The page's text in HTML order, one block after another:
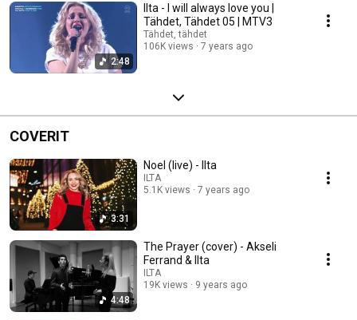
2:48
Ilta - I will always love you |
Tähdet, Tähdet 05 | MTV3
Tähdet, tähdet
106K views
7 years ago
COVERIT
3:31
Noel (live) - Ilta
ILTA
5.1K views
7 years ago
4:48
The Prayer (cover) - Akseli
Ferrand & Ilta
ILTA
19K views
9 years ago